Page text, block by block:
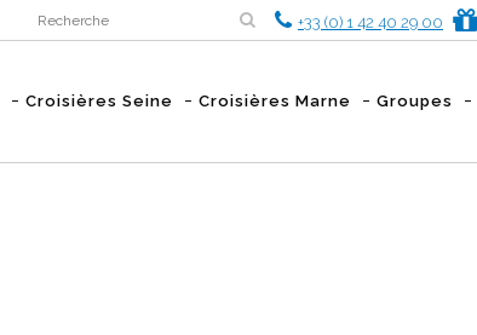
+33 (0) 1 42 40 29 00
Croisières Seine Croisières Marne Groupes